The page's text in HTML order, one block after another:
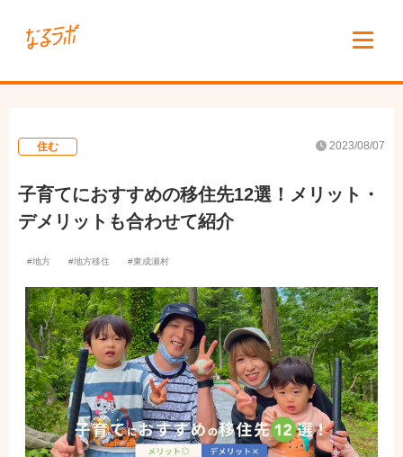
住む 2023/08/07
子育てにおすすめの移住先12選！メリット・
デメリットも合わせて紹介
地方 地方移住 東成瀬村